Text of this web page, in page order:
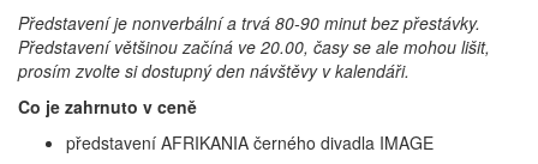
Představení je nonverbální a trvá 80-90 minut bez přestávky.
Představení většinou začíná ve 20.00, časy se ale mohou lišit,
prosím zvolte si dostupný den návštěvy v kalendáři.
Co je zahrnuto v ceně
představení AFRIKANIA černého divadla IMAGE